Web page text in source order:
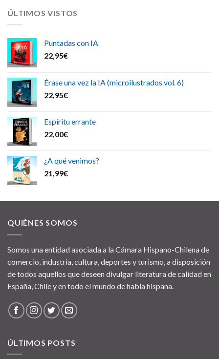
ÚLTIMOS VISTOS
Puntadas con IA
22,95€
Érase una vez la IA (microilustrados vol. 6)
22,95€
Espíritu errante
22,00€
¿A qué venimos?
21,99€
QUIÉNES SOMOS
Somos una entidad asociada a la Cámara Hispano-Chilena de
comercio, industria, cultura, deportes y turismo, a disposición
de todos aquellos que deseen divulgar literatura de calidad en
España, Chile y en todo el mundo de habla hispana.
ÚLTIMOS POSTS